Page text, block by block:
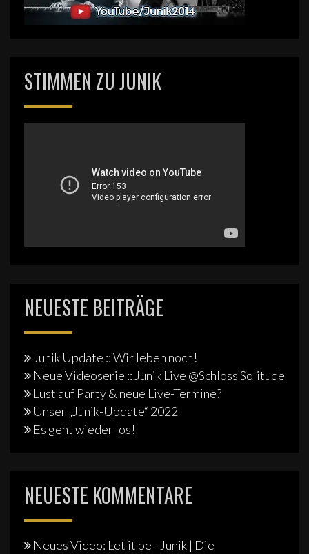
STIMMEN ZU JUNIK
NEUESTE BEITRÄGE
Junik Update :: Wir leben noch!
Neue Videoserie :: Junik Live @Schloss Solitude
Lust auf Party & neue Live-Termine?
Unser „Junik-Update“ 2022
Es geht wieder los!
NEUESTE KOMMENTARE
Neues Video: Let it be - Junik | Die